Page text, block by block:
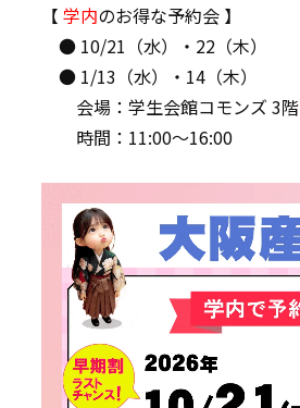
【 学内のお得な予約会 】
● 10/21（水）・22（木）
● 1/13（水）・14（木）
会場：学生会館コモンズ 3階
時間：11:00～16:00